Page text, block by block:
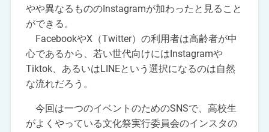
やや異なるもののInstagramが加わったと見ること
ができる。
FacebookやX（Twitter）の利用者は高齢者が中
心であるから、若い世代向けにはInstagramや
Tiktok、あるいはLINEという選択になるのは自然
な流れだろう。
今回は一つのイベントのためのSNSで、高校生
がよくやっている文化祭実行委員会のインスタの